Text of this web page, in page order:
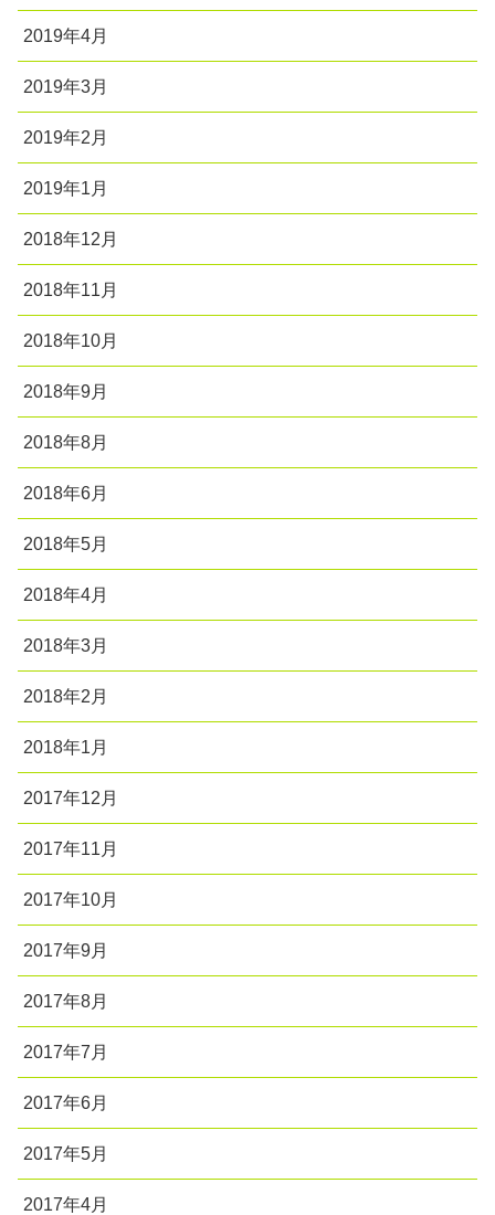
2019年4月
2019年3月
2019年2月
2019年1月
2018年12月
2018年11月
2018年10月
2018年9月
2018年8月
2018年6月
2018年5月
2018年4月
2018年3月
2018年2月
2018年1月
2017年12月
2017年11月
2017年10月
2017年9月
2017年8月
2017年7月
2017年6月
2017年5月
2017年4月